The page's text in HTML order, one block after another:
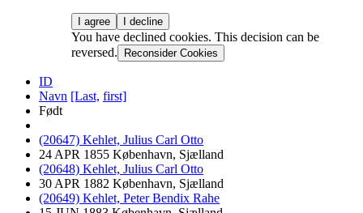
I agree I decline
You have declined cookies. This decision can be
reversed.
Reconsider Cookies
ID
Navn [Last, first]
Født
(20647) Kehlet, Julius Carl Otto
24 APR 1855 København, Sjælland
(20648) Kehlet, Julius Carl Otto
30 APR 1882 København, Sjælland
(20649) Kehlet, Peter Bendix Rahe